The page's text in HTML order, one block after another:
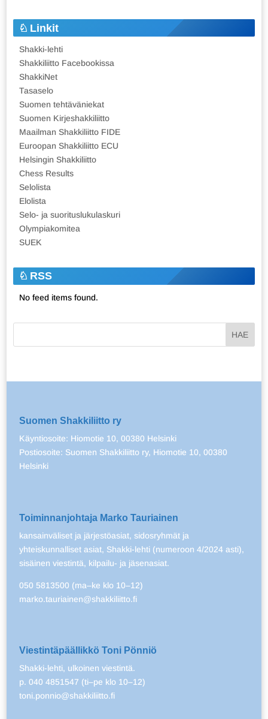
Linkit
Shakki-lehti
Shakkiliitto Facebookissa
ShakkiNet
Tasaselo
Suomen tehtäväniekat
Suomen Kirjeshakkiliitto
Maailman Shakkiliitto FIDE
Euroopan Shakkiliitto ECU
Helsingin Shakkiliitto
Chess Results
Selolista
Elolista
Selo- ja suorituslukulaskuri
Olympiakomitea
SUEK
RSS
No feed items found.
Suomen Shakkiliitto ry
Käyntiosoite: Hiomotie 10, 00380 Helsinki
Postiosoite: Suomen Shakkiliitto ry, Hiomotie 10, 00380
Helsinki
Toiminnanjohtaja Marko Tauriainen
kansainväliset ja järjestöasiat, sidosryhmät ja
yhteiskunnalliset asiat, Shakki-lehti (numeroon 4/2024 asti),
sisäinen viestintä, kilpailu- ja jäsenasiat.
050 5813500 (ma–ke klo 10–12)
marko.tauriainen@shakkiliitto.fi
Viestintäpäällikkö Toni Pönniö
Shakki-lehti, ulkoinen viestintä.
p. 040 4851547 (ti–pe klo 10–12)
toni.ponnio@shakkiliitto.fi